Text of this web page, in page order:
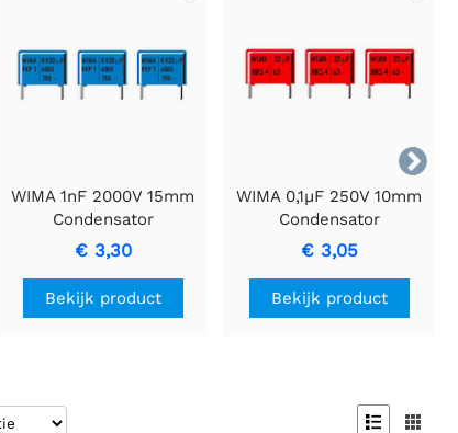

WIMA 1nF 2000V 15mm
Condensator
€ 3,30
Bekijk product
WIMA 0,1µF 250V 10mm
Condensator
€ 3,05
Bekijk product
 